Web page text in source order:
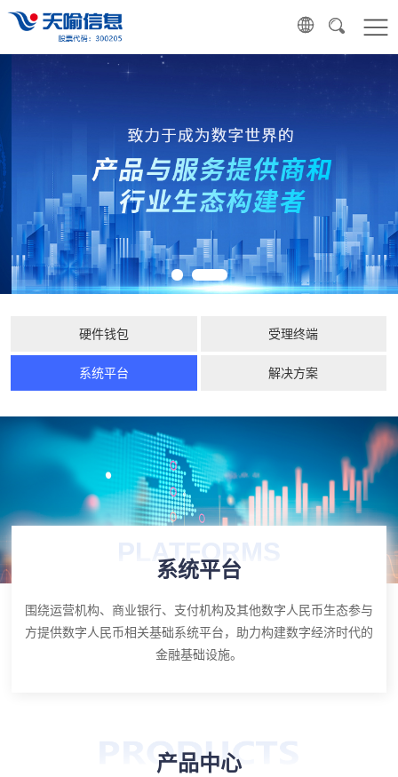
硬件钱包 受理终端
系统平台 解决方案
PLATFORMS
系统平台
围绕运营机构、商业银行、支付机构及其他数字人民币生态参与
方提供数字人民币相关基础系统平台，助力构建数字经济时代的
金融基础设施。
产品中心